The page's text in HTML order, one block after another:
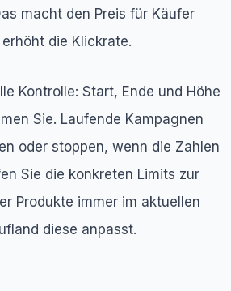
macht den Preis für Käufer
die Klickrate.
Kontrolle: Start, Ende und Höhe
Sie. Laufende Kampagnen
oder stoppen, wenn die Zahlen
Sie die konkreten Limits zur
Produkte immer im aktuellen
diese anpasst.